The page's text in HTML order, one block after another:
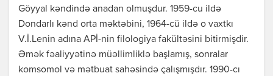
Göyyal kəndində anadan olmuşdur. 1959-cu ildə
Dondarlı kənd orta məktəbini, 1964-cü ildə o vaxtkı
V.İ.Lenin adına APİ-nin filologiya fakültəsini bitirmişdir.
Əmək fəaliyyətinə müəllimliklə başlamış, sonralar
komsomol və mətbuat sahəsində çalışmışdır. 1990-cı